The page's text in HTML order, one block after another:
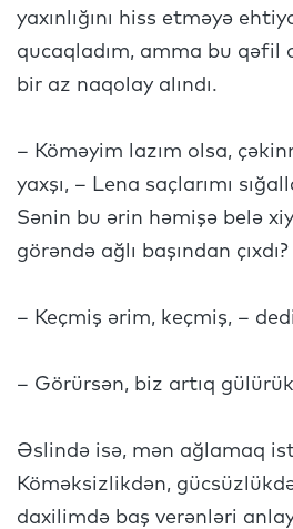
yaxınlığını hiss etməyə
qucaqladım, amma bu qəfil
bir az naqolay alındı.
– Köməyim lazım olsa,
yaxşı, – Lena saçlarımı
Sənin bu ərin həmişə belə
görəndə ağlı başından çıxdı?
– Keçmiş ərim, keçmiş, –
– Görürsən, biz artıq
Əslində isə, mən ağlamaq
Köməksizlikdən,
daxilimdə baş verənləri